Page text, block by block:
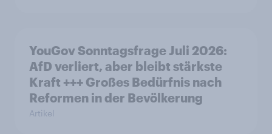
YouGov Sonntagsfrage Juli 2026:
AfD verliert, aber bleibt stärkste
Kraft +++ Großes Bedürfnis nach
Reformen in der Bevölkerung
Artikel